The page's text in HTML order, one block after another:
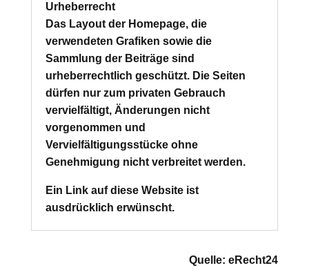
Urheberrecht
Das Layout der Homepage, die
verwendeten Grafiken sowie die
Sammlung der Beiträge sind
urheberrechtlich geschützt. Die Seiten
dürfen nur zum privaten Gebrauch
vervielfältigt, Änderungen nicht
vorgenommen und
Vervielfältigungsstücke ohne
Genehmigung nicht verbreitet werden.
Ein Link auf diese Website ist
ausdrücklich erwünscht.
Quelle: eRecht24